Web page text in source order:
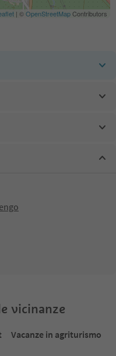
| ©OpenStreetMapContributors
vicinanze
Vacanze in agriturismo